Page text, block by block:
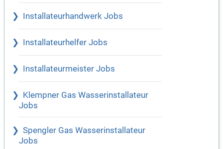
Installateurhandwerk Jobs
Installateurhelfer Jobs
Installateurmeister Jobs
Klempner Gas Wasserinstallateur
Jobs
Spengler Gas Wasserinstallateur
Jobs